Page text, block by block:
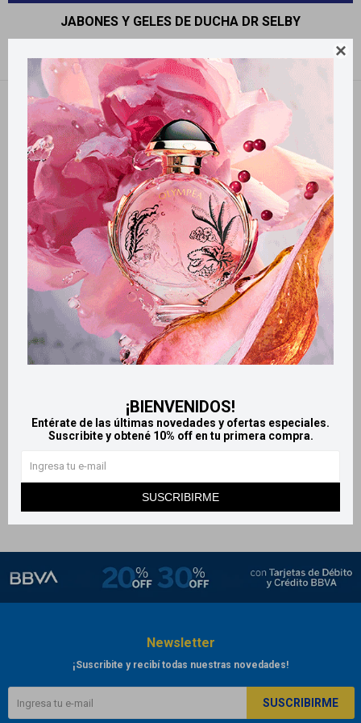

¡BIENVENIDOS!
Entérate de las últimas novedades y ofertas especiales.
Suscribite y obtené 10% off en tu primera compra.
SUSCRIBIRME
JABONES Y GELES DE DUCHA DR SELBY
Recomendados
Filtrando por: Jabones y geles de ducha dr selby Quitar filtros
Llega HOY
Llega HOY
manos 250 g - Avena
$ 143
Newsletter
¡Suscribite y recibí todas nuestras novedades!
SUSCRIBIRME